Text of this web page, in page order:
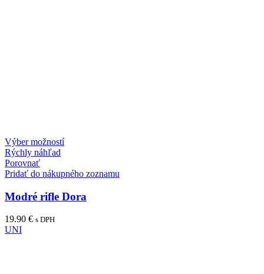
Výber možností
Rýchly náhľad
Porovnať
Pridať do nákupného zoznamu
Modré rifle Dora
19.90 € s DPH
UNI